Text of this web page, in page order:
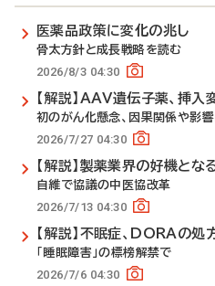
医薬品政策に変化の兆し
骨太方針と成長戦略を読む
2026/8/3 04:30
【解説】AAV遺伝子薬、挿入
初のがん化懸念、因果関係や影響
2026/7/27 04:30
【解説】製薬業界の好機とな
自維で協議の中医協改革
2026/7/13 04:30
【解説】不眠症、DORAの処
「睡眠障害」の標榜解禁で
2026/7/6 04:30